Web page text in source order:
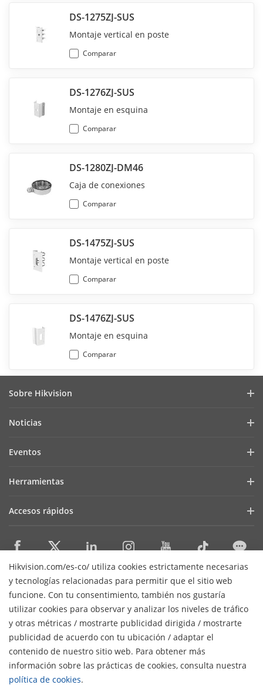
DS-1275ZJ-SUS
Montaje vertical en poste
Comparar
DS-1276ZJ-SUS
Montaje en esquina
Comparar
DS-1280ZJ-DM46
Caja de conexiones
Comparar
DS-1475ZJ-SUS
Montaje vertical en poste
Comparar
DS-1476ZJ-SUS
Montaje en esquina
Comparar
Hikvision.com/es-co/ utiliza cookies estrictamente necesarias
y tecnologías relacionadas para permitir que el sitio web
funcione. Con tu consentimiento, también nos gustaría
utilizar cookies para observar y analizar los niveles de tráfico
y otras métricas / mostrarte publicidad dirigida / mostrarte
publicidad de acuerdo con tu ubicación / adaptar el
contenido de nuestro sitio web. Para obtener más
información sobre las prácticas de cookies, consulta nuestra
política de cookies.
Sobre Hikvision
Ciberseguridad
Enfoque en la Calidad
Noticias
Casos de Éxito
Eventos
Encuentra un Partner Tecnológico
Plataforma Abierta Integrada de Hikvision (HEOP)
Centro de Contenido
Herramientas
Software de Gestión
SDKs de Integración
SDK de integración
Accesos rápidos
Dónde Comprar
Productos Descontinuados
Hikvision eLearning
Lista de Eventos
Mapa del Sitio
Contáctanos
Suscripción al newsletter
© 2026 Hangzhou Hikvision Digital Technology Co., Ltd. Todos
los derechos reservados.
Políticas de privacidad
Políticas de cookies
Preferencias de cookies
Términos